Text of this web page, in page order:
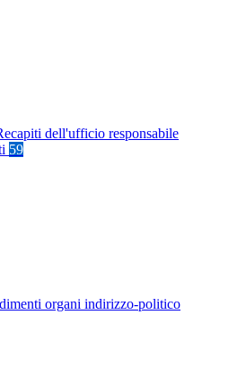
dell'ufficio responsabile
59
organi indirizzo-politico